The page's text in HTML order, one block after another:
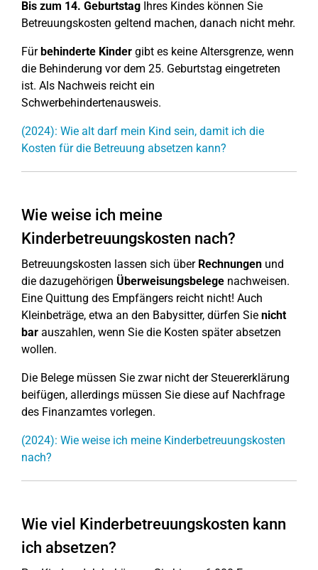
Bis zum 14. Geburtstag Ihres Kindes können Sie
Betreuungskosten geltend machen, danach nicht mehr.
Fürbehinderte Kinder gibt es keine Altersgrenze, wenn
die Behinderung vor dem 25. Geburtstag eingetreten
ist. Als Nachweis reicht ein
Schwerbehindertenausweis.
(2024): Wie alt darf mein Kind sein, damit ich die
Kosten für die Betreuung absetzen kann?
Wie weise ich meine
Kinderbetreuungskosten nach?
Betreuungskosten lassen sich über Rechnungen und
die dazugehörigen Überweisungsbelege nachweisen.
Eine Quittung des Empfängers reicht nicht! Auch
Kleinbeträge, etwa an den Babysitter, dürfen Sie nicht
bar auszahlen, wenn Sie die Kosten später absetzen
wollen.
Die Belege müssen Sie zwar nicht der Steuererklärung
beifügen, allerdings müssen Sie diese auf Nachfrage
des Finanzamtes vorlegen.
(2024): Wie weise ich meine Kinderbetreuungskosten
nach?
Wie viel Kinderbetreuungskosten kann
ich absetzen?